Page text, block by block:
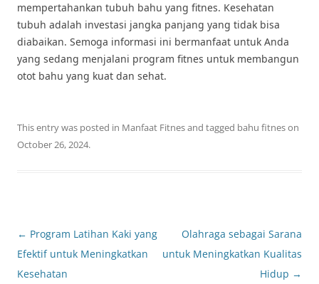
mempertahankan tubuh bahu yang fitnes. Kesehatan
tubuh adalah investasi jangka panjang yang tidak bisa
diabaikan. Semoga informasi ini bermanfaat untuk Anda
yang sedang menjalani program fitnes untuk membangun
otot bahu yang kuat dan sehat.
This entry was posted in Manfaat Fitnesand tagged bahu fitneson
October 26, 2024.
Post
navigation
← Program Latihan Kaki yang
Efektif untuk Meningkatkan
Kesehatan
Olahraga sebagai Sarana
untuk Meningkatkan Kualitas
Hidup →